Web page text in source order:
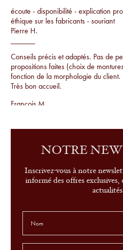
écoute - disponibilité - explication
éthique sur les fabricants - souriant
Pierre H.
Conseils précis et adaptés. Pas de
propositions faites (choix de
fonction de la morphologie du client.
Très bon accueil.
Francois M.
Conseils par rapport à la
examen de la vue sur place.
Sandrine G.
le conseil, le service et très belle
Leonor P.
L'aide du choix des lunettes est
ça avant. je suis COMBLÉ !
NOTRE
Inscrivez-vous à notre
informé des offres exclusives,